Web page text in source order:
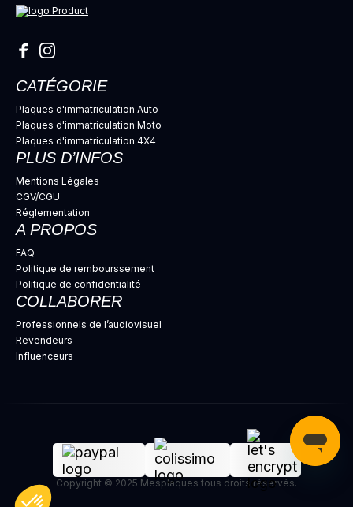
CATÉGORIE
Plaques d'immatriculation Auto
Plaques d'immatriculation Moto
Plaques d'immatriculation 4X4
PLUS D’INFOS
Mentions Légales
CGV/CGU
Réglementation
A PROPOS
FAQ
Politique de rembourssement
Politique de confidentialité
COLLABORER
Professionnels de l’audiovisuel
Revendeurs
Influenceurs
Copyright © 2025 Mesplaques tous droits réservés.